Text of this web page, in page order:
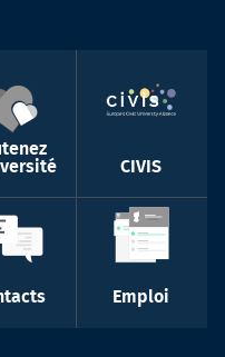
CIVIS
Emploi